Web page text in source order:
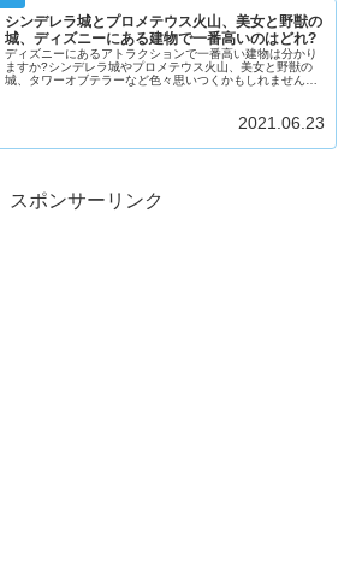
シンデレラ城とプロメテウス火山、美女と野獣の
城、ディズニーにある建物で一番高いのはどれ?
ディズニーにあるアトラクションで一番高い建物は分かり
ますか?シンデレラ城やプロメテウス火山、美女と野獣の
城、タワーオブテラーなど色々思いつくかもしれません。
2021.06.23
スポンサーリンク